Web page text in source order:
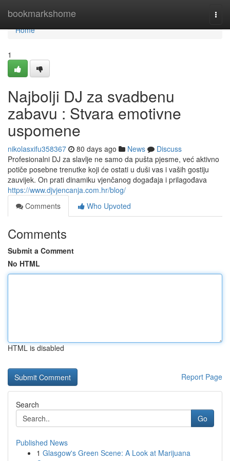
bookmarkshome
Home
Home
1
Najbolji DJ za svadbenu
zabavu : Stvara emotivne
uspomene
nikolasxifu358367 80 days ago News
Discuss
Profesionalni DJ za slavlje ne samo da pušta pjesme, već aktivno
potiče posebne trenutke koji će ostati u duši vas i vaših gostiju
zauvijek. On prati dinamiku vjenčanog događaja i prilagođava
https://www.djvjencanja.com.hr/blog/
Comments
Who Upvoted
Comments
Submit a Comment
No HTML
HTML is disabled
Report Page
Search
Go
Published News
1 Glasgow's Green Scene: A Look at Marijuana